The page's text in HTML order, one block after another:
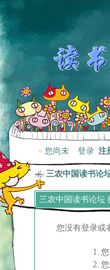
» 您尚未 登录 注
三农中国读书论
三农中国读书论坛
您没有登录或